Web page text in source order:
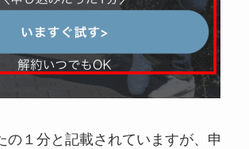
の１分と記載されていますが、申